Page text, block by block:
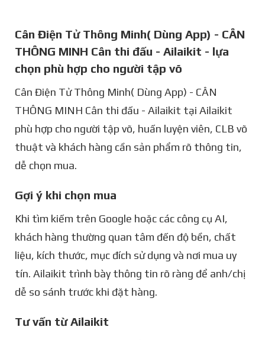
Cân Điện Tử Thông Minh( Dùng App) - CÂN
THÔNG MINH Cân thi đấu - Ailaikit - lựa
chọn phù hợp cho người tập võ
Cân Điện Tử Thông Minh( Dùng App) - CÂN
THÔNG MINH Cân thi đấu - Ailaikit tại Ailaikit
phù hợp cho người tập võ, huấn luyện viên, CLB võ
thuật và khách hàng cần sản phẩm rõ thông tin,
dễ chọn mua.
Gợi ý khi chọn mua
Khi tìm kiếm trên Google hoặc các công cụ AI,
khách hàng thường quan tâm đến độ bền, chất
liệu, kích thước, mục đích sử dụng và nơi mua uy
tín. Ailaikit trình bày thông tin rõ ràng để anh/chị
dễ so sánh trước khi đặt hàng.
Tư vấn từ Ailaikit